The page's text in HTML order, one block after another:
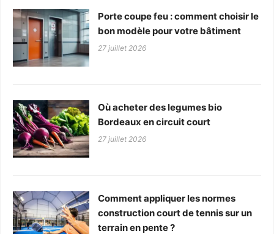
Porte coupe feu : comment choisir le
bon modèle pour votre bâtiment
27 juillet 2026
Où acheter des legumes bio
Bordeaux en circuit court
27 juillet 2026
Comment appliquer les normes
construction court de tennis sur un
terrain en pente ?